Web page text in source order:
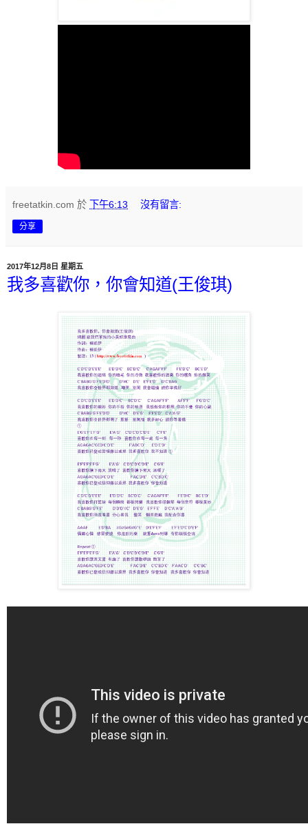
freetatkin.com 於 下午6:13 沒有留言:
分享
2017年12月8日 星期五
我多喜歡你，你會知道(王俊琪)